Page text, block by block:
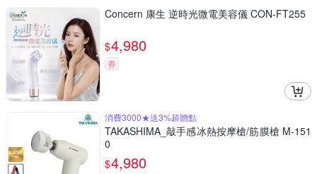
Concern 康生 逆時光微電美容儀 CON-FT255
$4,980
券
消費3000★送3%超贈點
TAKASHIMA_敲手感冰熱按摩槍/筋膜槍 M-151
0
$4,980